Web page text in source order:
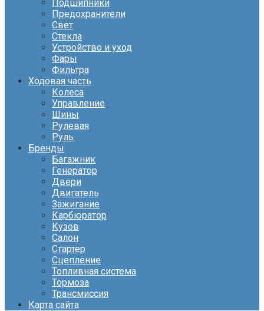
Подшипники
Предохранители
Свет
Стекла
Устройство и уход
Фары
Фильтра
Ходовая часть
Колеса
Управление
Шины
Рулевая
Руль
Бренды
Багажник
Генератор
Двери
Двигатель
Зажигание
Карбюратор
Кузов
Салон
Стартер
Сцепление
Топливная система
Тормоза
Трансмиссия
Карта сайта